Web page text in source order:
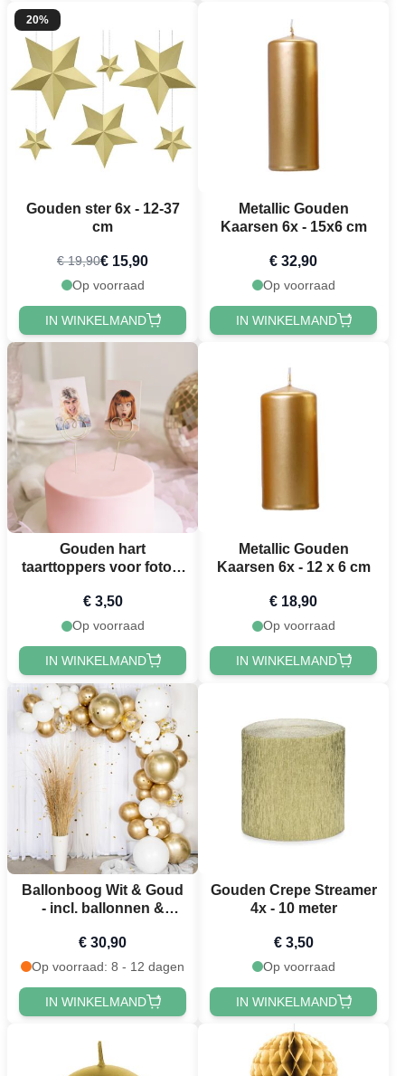
20%
Gouden ster 6x - 12-37
cm
€ 19,90€ 15,90
Op voorraad
IN WINKELMAND
Metallic Gouden
Kaarsen 6x - 15x6 cm
€ 32,90
Op voorraad
IN WINKELMAND
Gouden hart
taarttoppers voor foto's
€ 3,50
Op voorraad
IN WINKELMAND
Metallic Gouden
Kaarsen 6x - 12 x 6 cm
€ 18,90
Op voorraad
IN WINKELMAND
Ballonboog Wit & Goud
- incl. ballonnen &
€ 30,90
Op voorraad: 8 - 12 dagen
IN WINKELMAND
Gouden Crepe Streamer
4x - 10 meter
€ 3,50
Op voorraad
IN WINKELMAND